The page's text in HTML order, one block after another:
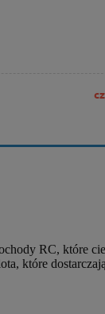
RC, które
które